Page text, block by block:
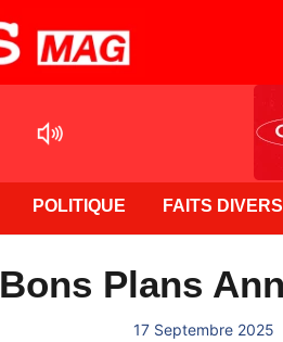
POLITIQUE FAITS DIVERS
Bons Plans
17 Septembre 2025